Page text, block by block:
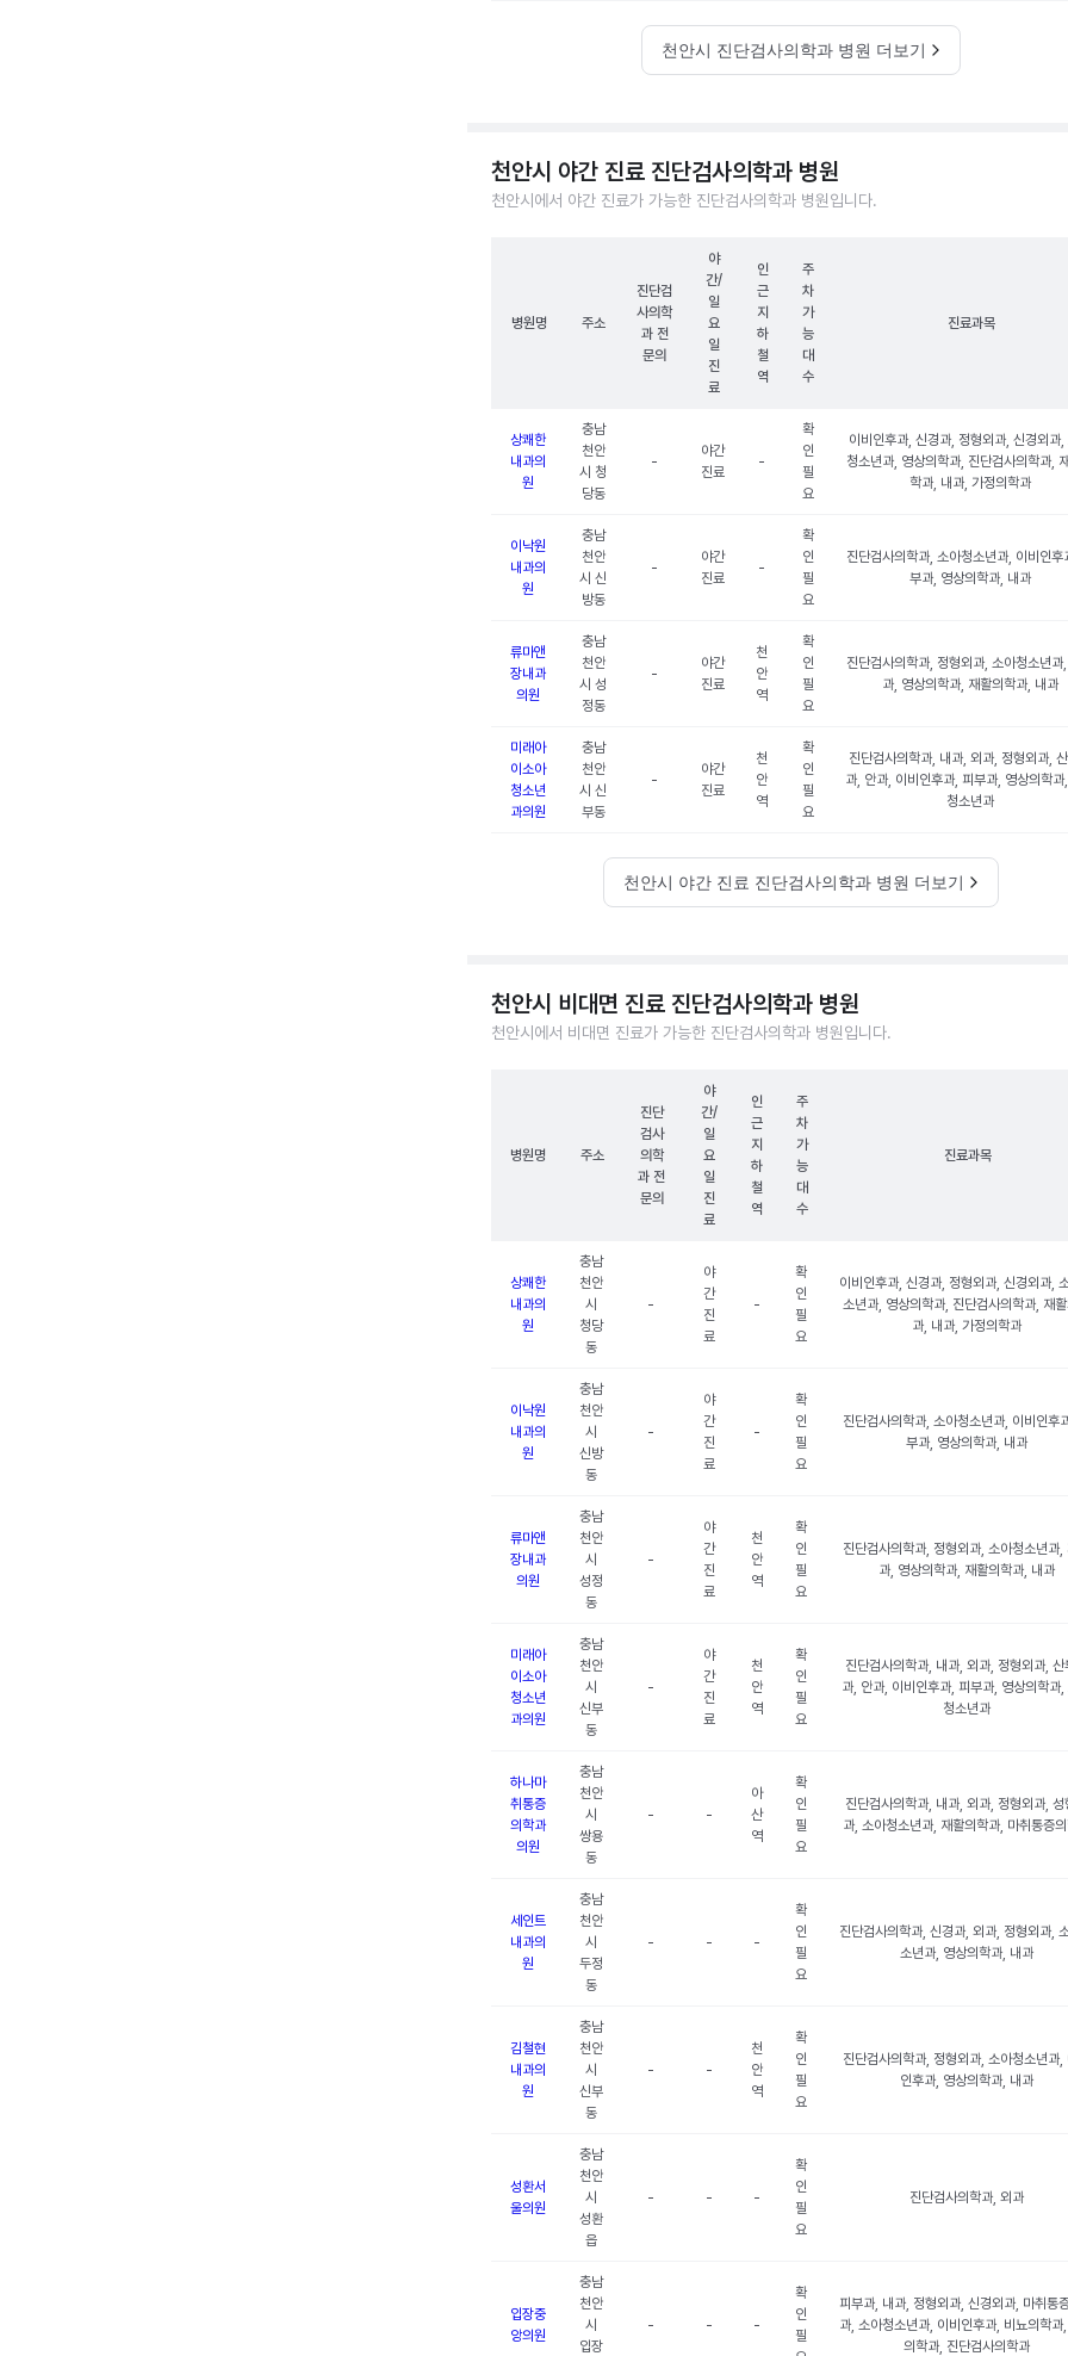
천안시 진단검사의학과 병원 더보기
천안시 야간 진료 진단검사의학과 병원
천안시에서 야간 진료가 가능한 진단검사의학과 병원입니다.
병원명 주소
진단검
사의학
과 전
문의
야
간/
일
요
일
진
료
인
근
지
하
철
역
주
차
가
능
대
수
진료과목
상쾌한
내과의
원
충남
천안
시 청
당동
-
야간
진료
-
확
인
필
요
이비인후과, 신경과, 정형외과, 신경외과,
청소년과, 영상의학과, 진단검사의학과,
학과, 내과, 가정의학과
이낙원
내과의
원
충남
천안
시 신
방동
-
야간
진료
-
확
인
필
요
진단검사의학과, 소아청소년과, 이비인후
부과, 영상의학과, 내과
류마앤
장내과
의원
충남
천안
시 성
정동
-
야간
진료
천
안
역
확
인
필
요
진단검사의학과, 정형외과, 소아청소년과
과, 영상의학과, 재활의학과, 내과
미래아
이소아
청소년
과의원
충남
천안
시 신
부동
-
야간
진료
천
안
역
확
인
필
요
진단검사의학과, 내과, 외과, 정형외과,
과, 안과, 이비인후과, 피부과, 영상의학과
청소년과
천안시 야간 진료 진단검사의학과 병원 더보기
천안시 비대면 진료 진단검사의학과 병원
천안시에서 비대면 진료가 가능한 진단검사의학과 병원입니다.
병원명 주소
진단
검사
의학
과 전
문의
야
간/
일
요
일
진
료
인
근
지
하
철
역
주
차
가
능
대
수
진료과목
상쾌한
내과의
원
충남
천안
시
청당
동
-
야
간
진
료
-
확
인
필
요
이비인후과, 신경과, 정형외과, 신경외과,
소년과, 영상의학과, 진단검사의학과, 재
과, 내과, 가정의학과
이낙원
내과의
원
충남
천안
시
신방
동
-
야
간
진
료
-
확
인
필
요
진단검사의학과, 소아청소년과, 이비인후
부과, 영상의학과, 내과
류마앤
장내과
의원
충남
천안
시
성정
동
-
야
간
진
료
천
안
역
확
인
필
요
진단검사의학과, 정형외과, 소아청소년과,
과, 영상의학과, 재활의학과, 내과
미래아
이소아
청소년
과의원
충남
천안
시
신부
동
-
야
간
진
료
천
안
역
확
인
필
요
진단검사의학과, 내과, 외과, 정형외과, 산
과, 안과, 이비인후과, 피부과, 영상의학과,
청소년과
하나마
취통증
의학과
의원
충남
천안
시
쌍용
동
- -
아
산
역
확
인
필
요
진단검사의학과, 내과, 외과, 정형외과, 성
과, 소아청소년과, 재활의학과, 마취통증
세인트
내과의
원
충남
천안
시
두정
동
- - -
확
인
필
요
진단검사의학과, 신경과, 외과, 정형외과,
소년과, 영상의학과, 내과
김철현
내과의
원
충남
천안
시
신부
동
- -
천
안
역
확
인
필
요
진단검사의학과, 정형외과, 소아청소년과,
인후과, 영상의학과, 내과
성환서
울의원
충남
천안
시
성환
읍
- - -
확
인
필
요
진단검사의학과, 외과
입장중
앙의원
충남
천안
시
입장
- - -
확
인
필
피부과, 내과, 정형외과, 신경외과, 마취통
과, 소아청소년과, 이비인후과, 비뇨의학과
의학과, 진단검사의학과